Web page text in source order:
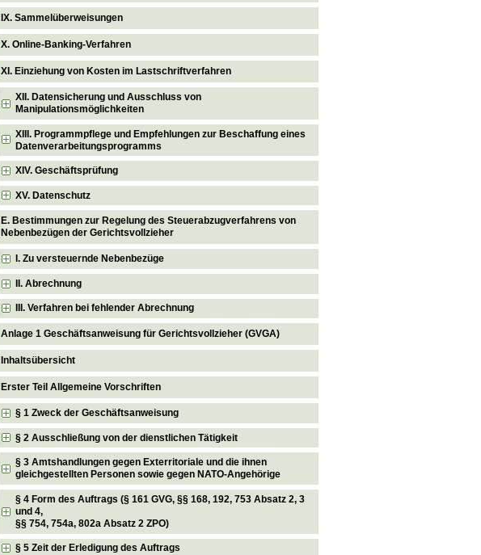
IX. Sammelüberweisungen
X. Online-Banking-Verfahren
XI. Einziehung von Kosten im Lastschriftverfahren
XII. Datensicherung und Ausschluss von
Manipulationsmöglichkeiten
XIII. Programmpflege und Empfehlungen zur Beschaffung eines
Datenverarbeitungsprogramms
XIV. Geschäftsprüfung
XV. Datenschutz
E. Bestimmungen zur Regelung des Steuerabzugverfahrens von
Nebenbezügen der Gerichtsvollzieher
I. Zu versteuernde Nebenbezüge
II. Abrechnung
III. Verfahren bei fehlender Abrechnung
Anlage 1 Geschäftsanweisung für Gerichtsvollzieher (GVGA)
Inhaltsübersicht
Erster Teil Allgemeine Vorschriften
§ 1 Zweck der Geschäftsanweisung
§ 2 Ausschließung von der dienstlichen Tätigkeit
§ 3 Amtshandlungen gegen Exterritoriale und die ihnen
gleichgestellten Personen sowie gegen NATO-Angehörige
§ 4 Form des Auftrags (§ 161 GVG, §§ 168, 192, 753 Absatz 2, 3
und 4,
§§ 754, 754a, 802a Absatz 2 ZPO)
§ 5 Zeit der Erledigung des Auftrags